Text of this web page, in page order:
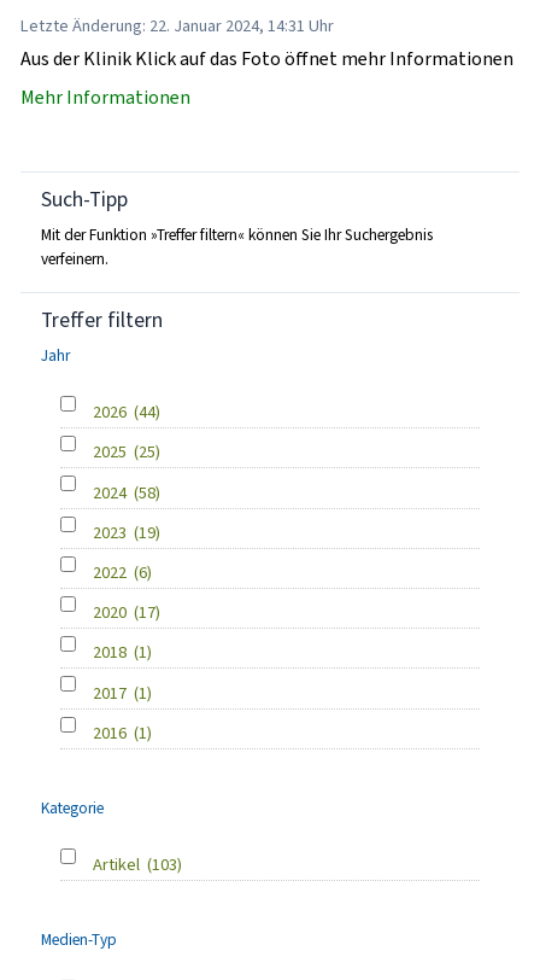
Letzte Änderung: 22. Januar 2024, 14:31 Uhr
Aus der Klinik Klick auf das Foto öffnet mehr Informationen
Mehr Informationen
Such-Tipp
Mit der Funktion »Treffer filtern« können Sie Ihr Suchergebnis
verfeinern.
Treffer filtern
Jahr
2026 (44)
2025 (25)
2024 (58)
2023 (19)
2022 (6)
2020 (17)
2018 (1)
2017 (1)
2016 (1)
Kategorie
Artikel (103)
Medien-Typ